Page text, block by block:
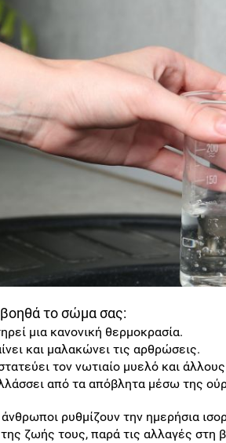
το σώμα σας:
μια κανονική θερμοκρασία.
και μαλακώνει τις αρθρώσεις.
τον νωτιαίο μυελό και
από τα απόβλητα μέσω της
άνθρωποι ρυθμίζουν την ημερήσια
της ζωής τους, παρά τις αλλαγές στη